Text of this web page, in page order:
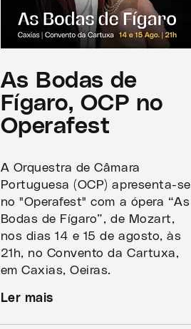
As Bodas de
Fígaro, OCP no
Operafest
A Orquestra de Câmara
Portuguesa (OCP) apresenta-se
no "Operafest" com a ópera “As
Bodas de Fígaro”, de Mozart,
nos dias 14 e 15 de agosto, às
21h, no Convento da Cartuxa,
em Caxias, Oeiras.
Ler mais